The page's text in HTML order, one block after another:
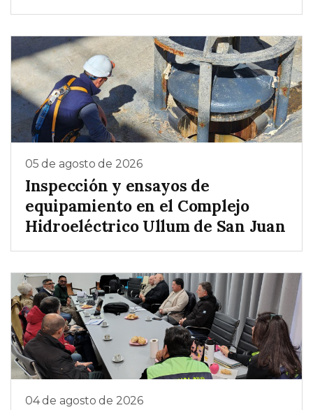
05 de agosto de 2026
Inspección y ensayos de
equipamiento en el Complejo
Hidroeléctrico Ullum de San Juan
04 de agosto de 2026